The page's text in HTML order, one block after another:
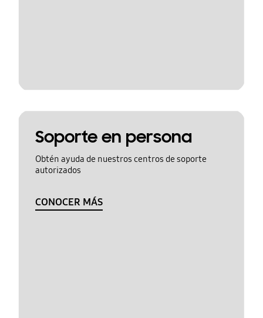
Soporte en persona
Obtén ayuda de nuestros centros de soporte
autorizados
CONOCER MÁS